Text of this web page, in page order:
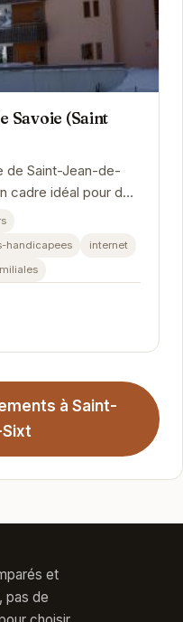
Savoie (Saint
de Saint-Jean-de-
cadre idéal pour des
des pistes...
handicapees
internet
à Saint-
et
pas de